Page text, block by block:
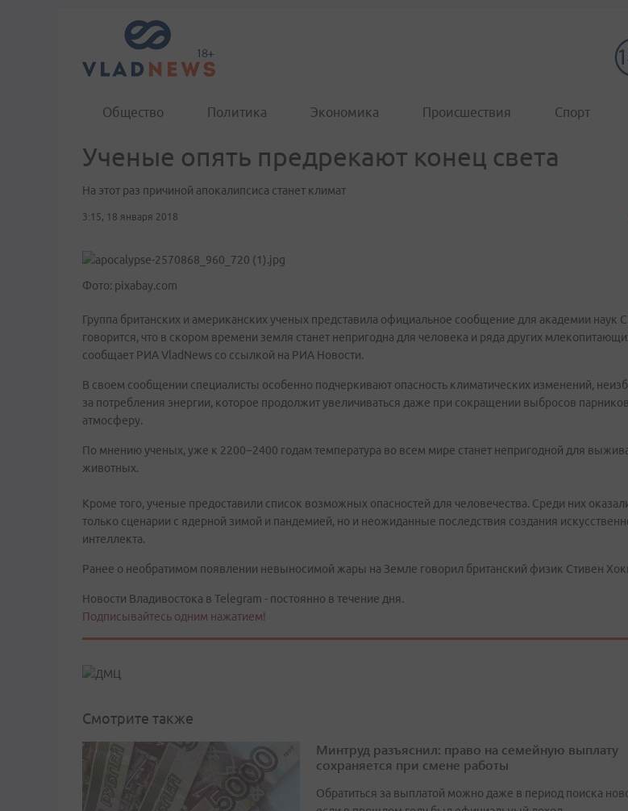
Общество Политика Экономика Происшествия Спорт
Ученые опять предрекают конец света
На этот раз причиной апокалипсиса станет климат
3:15, 18 января 2018
Фото: pixabay.com
Группа британских и американских ученых представила официальное сообщение для академии наук
говорится, что в скором времени земля станет непригодна для человека и ряда других
сообщает РИА VladNews со ссылкой на РИА Новости.
В своем сообщении специалисты особенно подчеркивают опасность климатических изменений,
за потребления энергии, которое продолжит увеличиваться даже при сокращении выбросов
атмосферу.
По мнению ученых, уже к 2200−2400 годам температура во всем мире станет непригодной для
животных.
Кроме того, ученые предоставили список возможных опасностей для человечества. Среди них
только сценарии с ядерной зимой и пандемией, но и неожиданные последствия создания
интеллекта.
Ранее о необратимом появлении невыносимой жары на Земле говорил британский физик Стивен
Новости Владивостока в Telegram - постоянно в течение дня.
Подписывайтесь одним нажатием!
Смотрите также
Минтруд разъяснил: право на семейную выплату
сохраняется при смене работы
Обратиться за выплатой можно даже в период поиска